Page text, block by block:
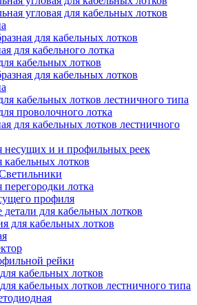
угловая для кабельных лотков
для кабельных лотков
для кабельного лотка
кабельных лотков
для кабельных лотков
кабельных лотков лестничного типа
проволочного лотка
для кабельных лотков лестничного
несущих и и профильных реек
кабельных лотков
лотка
профиля
для кабельных лотков
для кабельных лотков
рейки
кабельных лотков
кабельных лотков лестничного типа